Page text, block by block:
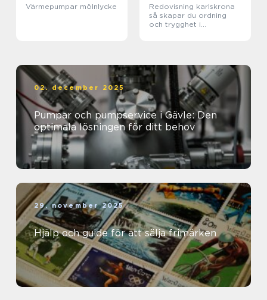
Värmepumpar mölnlycke
Redovisning karlskrona
så skapar du ordning
och trygghet i
02. december 2025
Pumpar och pumpservice i Gävle: Den
optimala lösningen för ditt behov
29. november 2025
Hjälp och guide för att sälja frimärken